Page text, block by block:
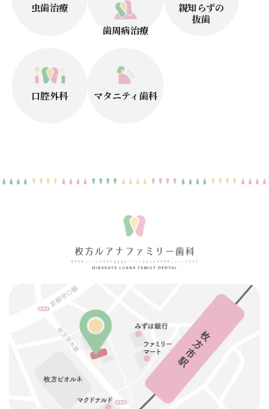
虫歯治療
歯周病治療
親知らずの
抜歯
口腔外科 マタニティ歯科